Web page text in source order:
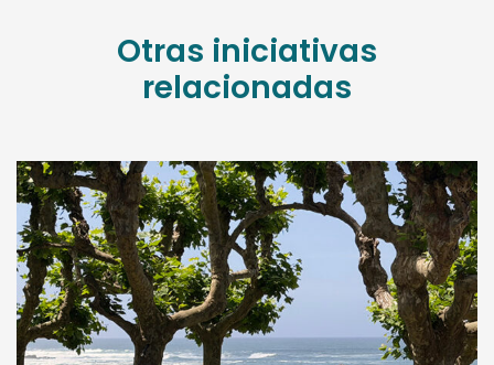
Otras iniciativas
relacionadas